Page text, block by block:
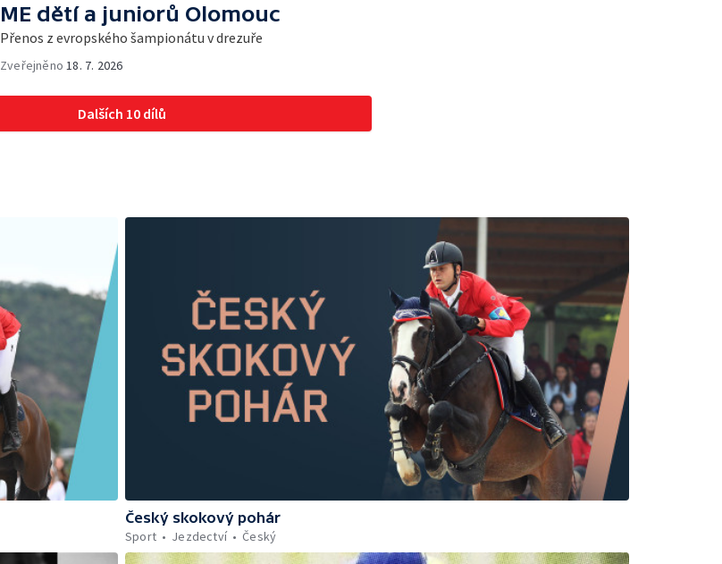
ME dětí a juniorů Olomouc
Přenos z evropského šampionátu v drezuře
Zveřejněno 18. 7. 2026
Dalších 10 dílů
Český skokový pohár
Sport
Jezdectví Český